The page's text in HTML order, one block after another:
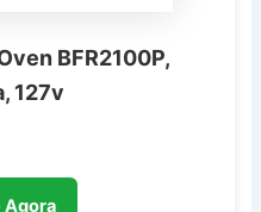
BFR2100P,
127v
Agora